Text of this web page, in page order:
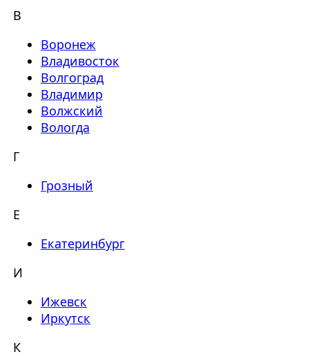
В
Воронеж
Владивосток
Волгоград
Владимир
Волжский
Вологда
Г
Грозный
Е
Екатеринбург
И
Ижевск
Иркутск
К